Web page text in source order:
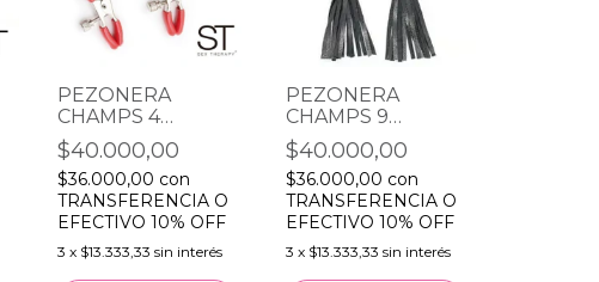
PEZONERA
CHAMPS 4
FRUTILLA
CASCABEL
$40.000,00
$36.000,00 con
TRANSFERENCIA O
EFECTIVO 10% OFF
3 x $13.333,33 sin interés
PEZONERA
CHAMPS 9
NEGROS
$40.000,00
$36.000,00 con
TRANSFERENCIA O
EFECTIVO 10% OFF
3 x $13.333,33 sin interés